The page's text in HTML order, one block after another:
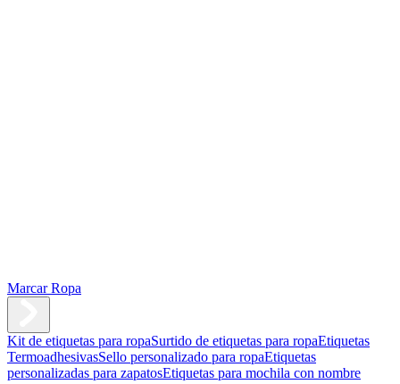
Marcar Ropa
Kit de etiquetas para ropaSurtido de etiquetas para ropaEtiquetas
TermoadhesivasSello personalizado para ropaEtiquetas
personalizadas para zapatosEtiquetas para mochila con nombre